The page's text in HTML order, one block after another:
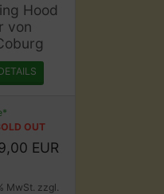
Hood
von
OUT
EUR
MwSt. zzgl.